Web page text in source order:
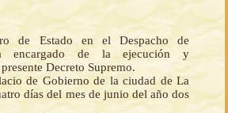
de Estado en el Despacho de
encargado de la ejecución y
Decreto Supremo.
de Gobierno de la ciudad de La
días del mes de junio del año dos